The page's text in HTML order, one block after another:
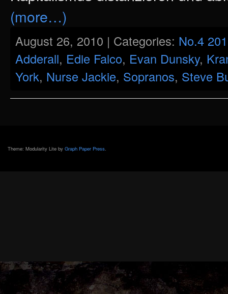
(more…)
August 26, 2010 | Categories: No.4
Adderall, Edie Falco, Evan Dunsky,
York, Nurse Jackie, Sopranos, Steve
Theme: Modularity Lite by Graph Paper Press.